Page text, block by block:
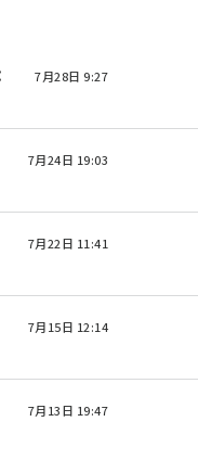
7月28日 9:27
7月24日 19:03
7月22日 11:41
7月15日 12:14
7月13日 19:47